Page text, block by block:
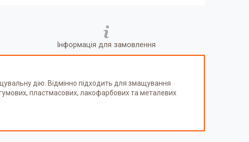
Інформація для замовлення
дію. Відмінно підходить для змащування
пластмасових, лакофарбових та металевих